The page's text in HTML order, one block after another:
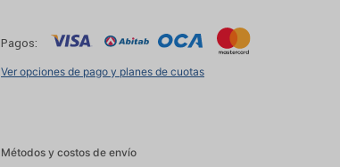
Pagos:
Ver opciones de pago y planes de cuotas
Métodos y costos de envío